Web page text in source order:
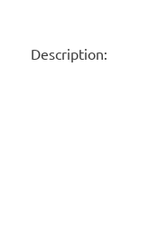
Description: